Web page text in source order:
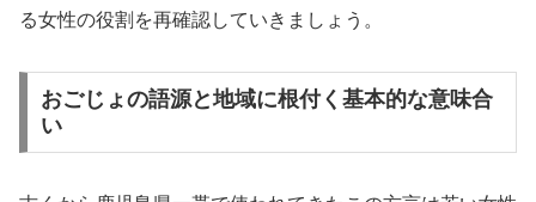
る女性の役割を再確認していきましょう。
おごじょの語源と地域に根付く基本的な意味合
い